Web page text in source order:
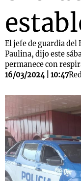
El jefe de guardia del
Paulina, dijo este
permanece con
16/03/2024 | 10:47